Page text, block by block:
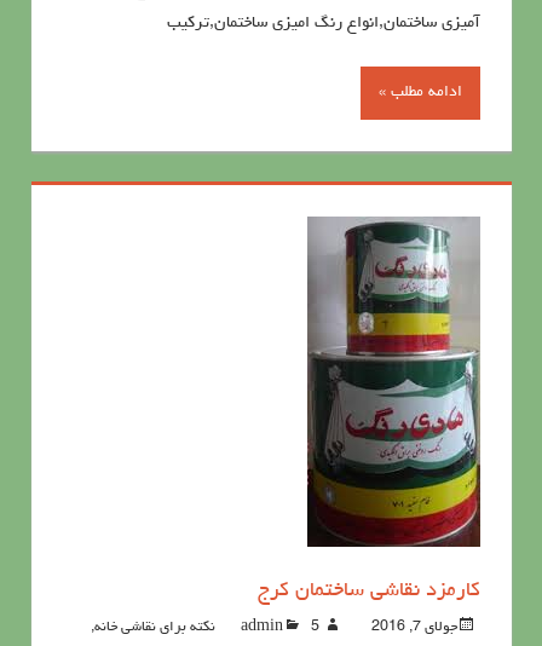
آمیزی ساختمان,انواع رنگ امیزی ساختمان,ترکیب
ادامه مطلب »
کارمزد نقاشی ساختمان کرج
جولای 7, 2016 admin 5نکته برای نقاشی خانه
,